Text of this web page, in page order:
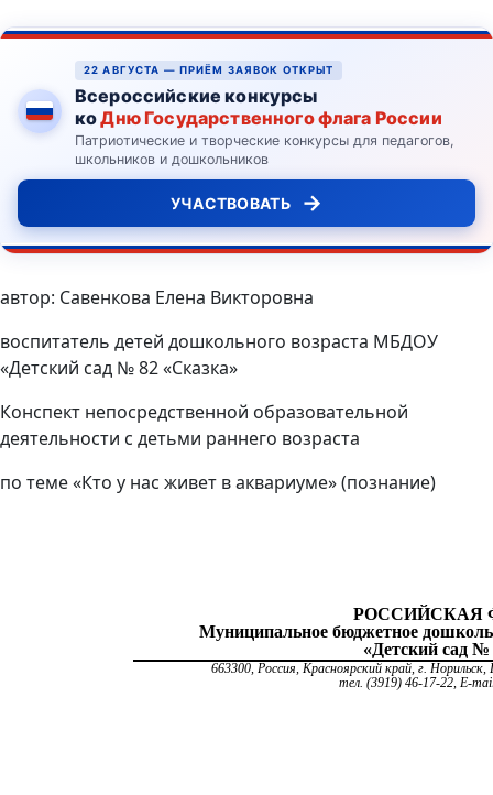
22 АВГУСТА — ПРИЁМ ЗАЯВОК ОТКРЫТ
Всероссийские конкурсы
коДню Государственного флага России
Патриотические и творческие конкурсы для педагогов,
школьников и дошкольников
УЧАСТВОВАТЬ →
автор: Савенкова Елена Викторовна
воспитатель детей дошкольного возраста МБДОУ
«Детский сад № 82 «Сказка»
Конспект непосредственной образовательной
деятельности с детьми раннего возраста
по теме «Кто у нас живет в аквариуме» (познание)